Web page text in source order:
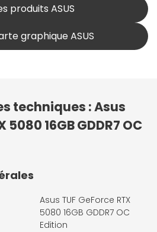
produits ASUS
graphique ASUS
techniques : Asus
5080 16GB GDDR7 OC
Asus TUF GeForce RTX
5080 16GB GDDR7 OC
Edition